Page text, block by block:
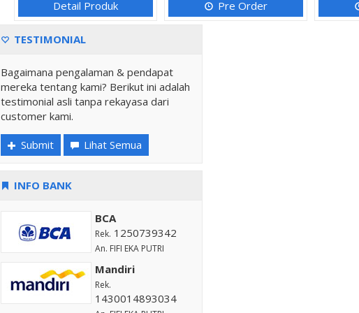
Detail Produk Pre Order
TESTIMONIAL
Bagaimana pengalaman & pendapat
mereka tentang kami? Berikut ini adalah
testimonial asli tanpa rekayasa dari
customer kami.
Submit Lihat Semua
INFO BANK
BCA
Rek. 1250739342
An. FIFI EKA PUTRI
Mandiri
Rek.
1430014893034